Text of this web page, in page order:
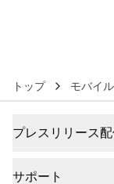
トップ モバイ
プレスリリース
サポート